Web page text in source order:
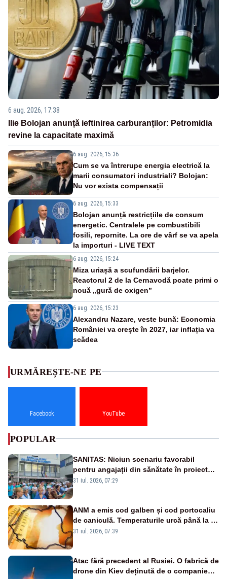
6 aug. 2026, 17:38
Ilie Bolojan anunță ieftinirea carburanților: Petromidia
revine la capacitate maximă
6 aug. 2026, 15:36
Cum se va întrerupe energia electrică la
marii consumatori industriali? Bolojan:
Nu vor exista compensații
6 aug. 2026, 15:33
Bolojan anunță restricțiile de consum
energetic. Centralele pe combustibili
fosili, repornite. La ore de vârf se va apela
la importuri - LIVE TEXT
6 aug. 2026, 15:24
Miza uriașă a scufundării barjelor.
Reactorul 2 de la Cernavodă poate primi o
nouă „gură de oxigen”
6 aug. 2026, 15:23
Alexandru Nazare, veste bună: Economia
României va crește în 2027, iar inflația va
scădea
URMĂREȘTE-NE PE
Facebook YouTube
POPULAR
SANITAS: Niciun scenariu favorabil
pentru angajații din sănătate în proiectul
Legii salarizării
31 iul. 2026, 07:29
ANM a emis cod galben și cod portocaliu
de caniculă. Temperaturile urcă până la 38
de grade, iar nopțile devin tropicale
31 iul. 2026, 07:39
Atac fără precedent al Rusiei. O fabrică de
drone din Kiev deținută de o companie